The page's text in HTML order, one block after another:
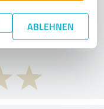
ABLEHNEN
price to